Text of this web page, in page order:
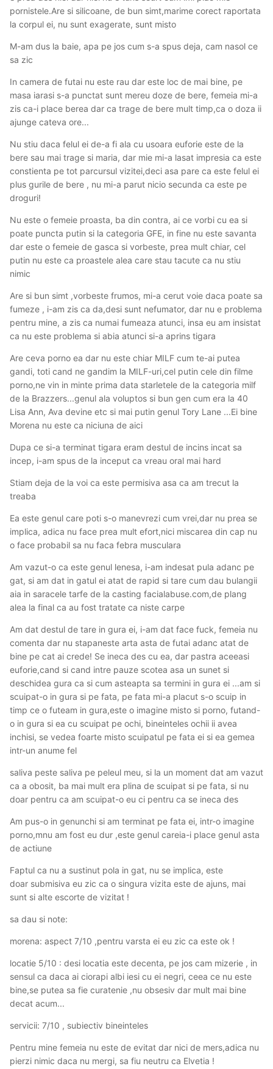
pornistele.Are si silicoane, de bun simt,marime corect raportata
la corpul ei, nu sunt exagerate, sunt misto
M-am dus la baie, apa pe jos cum s-a spus deja, cam nasol ce
sa zic
In camera de futai nu este rau dar este loc de mai bine, pe
masa iarasi s-a punctat sunt mereu doze de bere, femeia mi-a
zis ca-i place berea dar ca trage de bere mult timp,ca o doza ii
ajunge cateva ore...
Nu stiu daca felul ei de-a fi ala cu usoara euforie este de la
bere sau mai trage si maria, dar mie mi-a lasat impresia ca este
constienta pe tot parcursul vizitei,deci asa pare ca este felul ei
plus gurile de bere , nu mi-a parut nicio secunda ca este pe
droguri!
Nu este o femeie proasta, ba din contra, ai ce vorbi cu ea si
poate puncta putin si la categoria GFE, in fine nu este savanta
dar este o femeie de gasca si vorbeste, prea mult chiar, cel
putin nu este ca proastele alea care stau tacute ca nu stiu
nimic
Are si bun simt ,vorbeste frumos, mi-a cerut voie daca poate sa
fumeze , i-am zis ca da,desi sunt nefumator, dar nu e problema
pentru mine, a zis ca numai fumeaza atunci, insa eu am insistat
ca nu este problema si abia atunci si-a aprins tigara
Are ceva porno ea dar nu este chiar MILF cum te-ai putea
gandi, toti cand ne gandim la MILF-uri,cel putin cele din filme
porno,ne vin in minte prima data starletele de la categoria milf
de la Brazzers...genul ala voluptos si bun gen cum era la 40
Lisa Ann, Ava devine etc si mai putin genul Tory Lane ...Ei bine
Morena nu este ca niciuna de aici
Dupa ce si-a terminat tigara eram destul de incins incat sa
incep, i-am spus de la inceput ca vreau oral mai hard
Stiam deja de la voi ca este permisiva asa ca am trecut la
treaba
Ea este genul care poti s-o manevrezi cum vrei,dar nu prea se
implica, adica nu face prea mult efort,nici miscarea din cap nu
o face probabil sa nu faca febra musculara
Am vazut-o ca este genul lenesa, i-am indesat pula adanc pe
gat, si am dat in gatul ei atat de rapid si tare cum dau bulangii
aia in saracele tarfe de la casting facialabuse.com,de plang
alea la final ca au fost tratate ca niste carpe
Am dat destul de tare in gura ei, i-am dat face fuck, femeia nu
comenta dar nu stapaneste arta asta de futai adanc atat de
bine pe cat ai crede! Se ineca des cu ea, dar pastra aceeasi
euforie,cand si cand intre pauze scotea asa un sunet si
deschidea gura ca si cum asteapta sa termini in gura ei ...am si
scuipat-o in gura si pe fata, pe fata mi-a placut s-o scuip in
timp ce o futeam in gura,este o imagine misto si porno, futand-
o in gura si ea cu scuipat pe ochi, bineinteles ochii ii avea
inchisi, se vedea foarte misto scuipatul pe fata ei si ea gemea
intr-un anume fel
saliva peste saliva pe peleul meu, si la un moment dat am vazut
ca a obosit, ba mai mult era plina de scuipat si pe fata, si nu
doar pentru ca am scuipat-o eu ci pentru ca se ineca des
Am pus-o in genunchi si am terminat pe fata ei, intr-o imagine
porno,mnu am fost eu dur ,este genul careia-i place genul asta
de actiune
Faptul ca nu a sustinut pola in gat, nu se implica, este
doar submisiva eu zic ca o singura vizita este de ajuns, mai
sunt si alte escorte de vizitat !
sa dau si note:
morena: aspect 7/10 ,pentru varsta ei eu zic ca este ok !
locatie 5/10 : desi locatia este decenta, pe jos cam mizerie , in
sensul ca daca ai ciorapi albi iesi cu ei negri, ceea ce nu este
bine,se putea sa fie curatenie ,nu obsesiv dar mult mai bine
decat acum...
servicii: 7/10 , subiectiv bineinteles
Pentru mine femeia nu este de evitat dar nici de mers,adica nu
pierzi nimic daca nu mergi, sa fiu neutru ca Elvetia !